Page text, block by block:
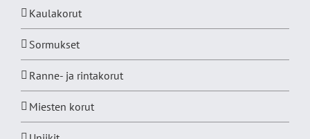
Kaulakorut
Sormukset
Ranne- ja rintakorut
Miesten korut